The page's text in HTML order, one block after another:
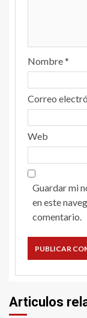
Nombre*
Correo
Web
Guardar mi
en este
comentario.
Articulos